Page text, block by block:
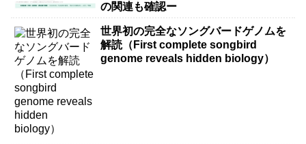
の関連も確認ー
世界初の完全なソングバードゲノムを
解読（First complete songbird
genome reveals hidden biology）